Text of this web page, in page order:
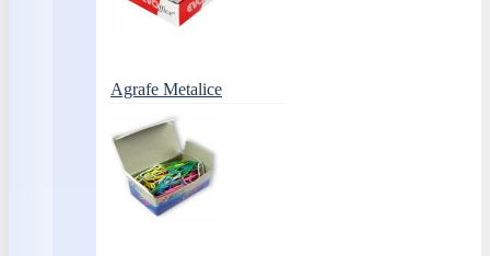
Agrafe Metalice